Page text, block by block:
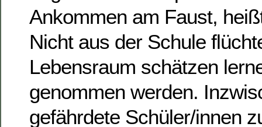
Ankommen am Faust,
Nicht aus der Schule
Lebensraum schätzen
genommen werden.
gefährdete Schüler/innen